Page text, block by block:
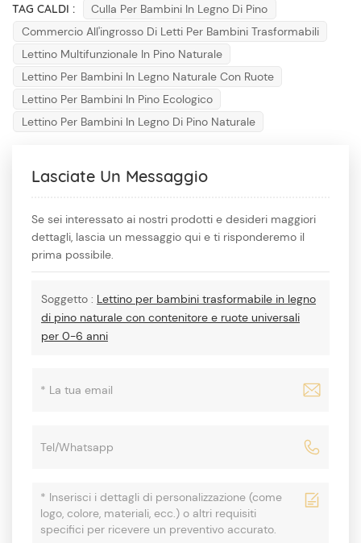
TAG CALDI :
Culla Per Bambini In Legno Di Pino
Commercio All'ingrosso Di Letti Per Bambini Trasformabili
Lettino Multifunzionale In Pino Naturale
Lettino Per Bambini In Legno Naturale Con Ruote
Lettino Per Bambini In Pino Ecologico
Lettino Per Bambini In Legno Di Pino Naturale
Lasciate Un Messaggio
Se sei interessato ai nostri prodotti e desideri maggiori
dettagli, lascia un messaggio qui e ti risponderemo il
prima possibile.
Soggetto : Lettino per bambini trasformabile in legno
di pino naturale con contenitore e ruote universali
per 0-6 anni